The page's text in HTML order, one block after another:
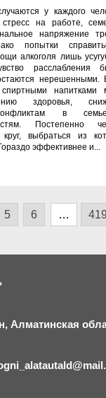
у каждого
на работе,
напряжение
попытки
алкоголя лишь
расслабления
нерешенными.
спиртными напитками
здоровья,
конфликтам в
Постепенно
выбраться из
эффективнее и...
5 6 …
Алматинская